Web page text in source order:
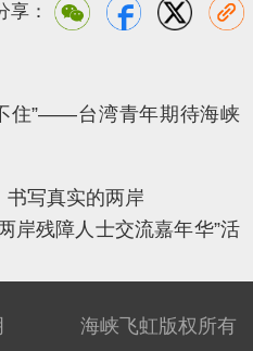
享：
住”——台湾青年期待海峡
书写真实的两岸
岸残障人士交流嘉年华”活
海峡飞虹版权所有